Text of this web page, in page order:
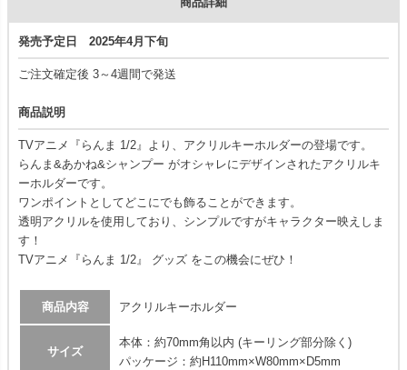
発売予定日 2025年4月下旬
ご注文確定後 3～4週間で発送
商品説明
TVアニメ『らんま 1/2』より、アクリルキーホルダーの登場です。
らんま&あかね&シャンプー がオシャレにデザインされたアクリルキ
ーホルダーです。
ワンポイントとしてどこにでも飾ることができます。
透明アクリルを使用しており、シンプルですがキャラクター映えしま
す！
TVアニメ『らんま 1/2』 グッズ をこの機会にぜひ！
商品内容 アクリルキーホルダー
サイズ
本体：約70mm角以内 (キーリング部分除く)
パッケージ：約H110mm×W80mm×D5mm